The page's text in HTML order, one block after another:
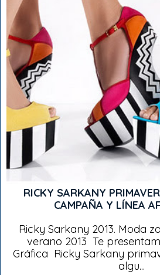
RICKY SARKANY
CAMPAÑA Y LÍNEA
Ricky Sarkany 2013. Moda
verano 2013 Te
Gráfica Ricky Sarkany
algu...